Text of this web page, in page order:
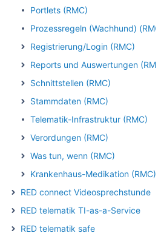
Portlets (RMC)
Prozessregeln (Wachhund) (RMC)
Registrierung/Login (RMC)
Reports und Auswertungen (RMC)
Schnittstellen (RMC)
Stammdaten (RMC)
Telematik-Infrastruktur (RMC)
Verordungen (RMC)
Was tun, wenn (RMC)
Krankenhaus-Medikation (RMC)
RED connect Videosprechstunde
RED telematik TI-as-a-Service
RED telematik safe